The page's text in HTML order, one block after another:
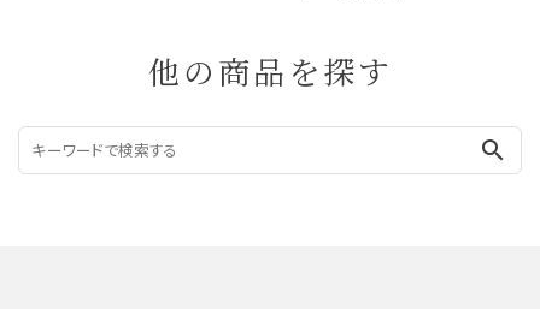
他の商品を探す
search